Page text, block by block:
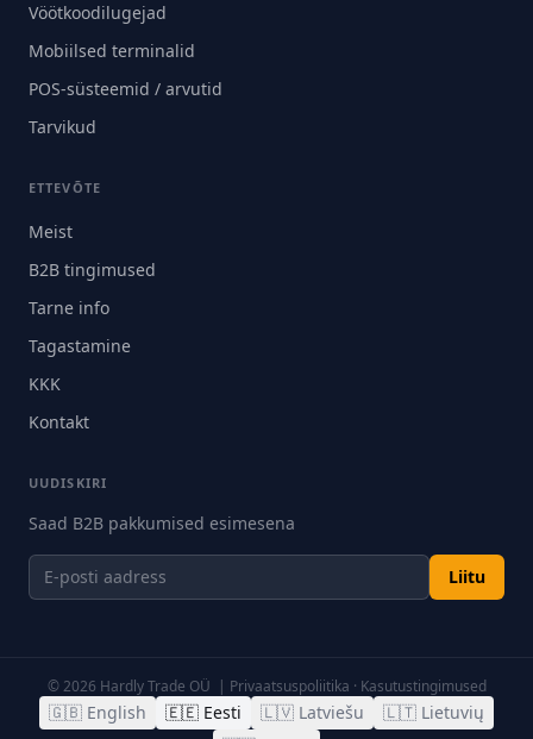
Vöötkoodilugejad
Mobiilsed terminalid
POS-süsteemid / arvutid
Tarvikud
ETTEVÕTE
Meist
B2B tingimused
Tarne info
Tagastamine
KKK
Kontakt
UUDISKIRI
Saad B2B pakkumised esimesena
Liitu
©2026 Hardly Trade OÜ | Privaatsuspoliitika · Kasutustingimused
🇬🇧 English 🇪🇪 Eesti 🇱🇻 Latviešu 🇱🇹 Lietuvių